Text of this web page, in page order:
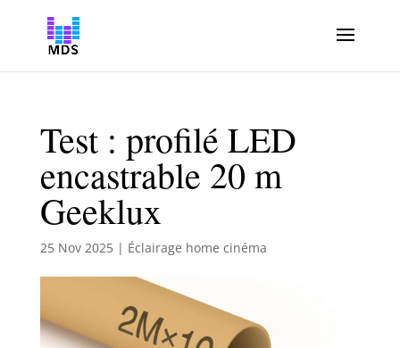
Test : profilé LED
encastrable 20 m
Geeklux
25 Nov 2025| Éclairage home cinéma